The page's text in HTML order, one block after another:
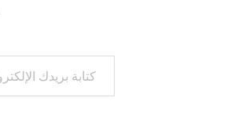
كتابة بريدك الإلكتروني...